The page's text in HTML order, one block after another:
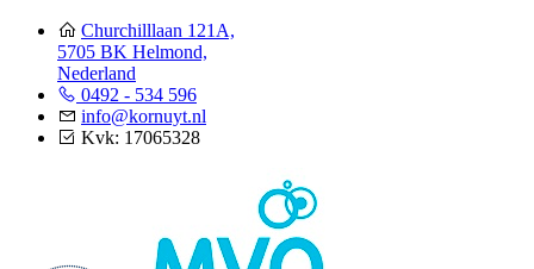
Churchilllaan 121A,
5705 BK Helmond,
Nederland
0492 - 534 596
info@kornuyt.nl
Kvk: 17065328